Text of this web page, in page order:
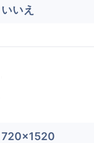
いいえ
720x1520